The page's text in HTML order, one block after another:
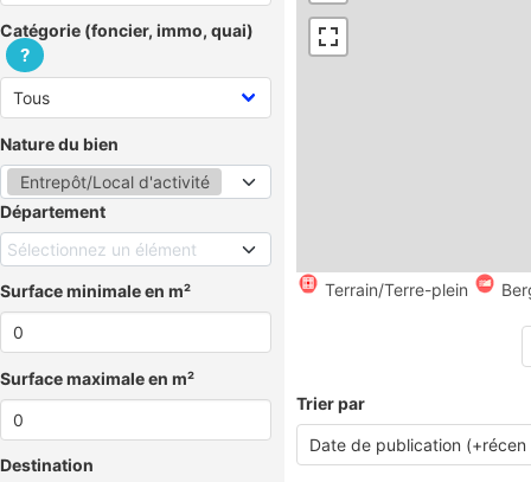
Catégorie (foncier, immo, quai)
?
Nature du bien
Entrepôt/Local d'activité
Département
Sélectionnez un élément
Surface minimale en m²
Surface maximale en m²
Destination
Terrain/Terre-plein
Trier par